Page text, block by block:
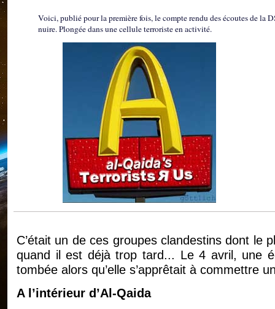
Voici, publié pour la première fois, le compte rendu des écoutes de la
nuire. Plongée dans une cellule terroriste en activité.
C’était un de ces groupes clandestins dont le
quand il est déjà trop tard... Le 4 avril, une
tombée alors qu’elle s’apprêtait à commettre
A l’intérieur d’Al-Qaida